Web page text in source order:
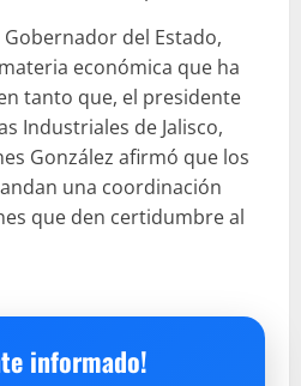
del Estado,
económica que ha
tanto que, el presidente
Industriales de Jalisco,
González afirmó que los
una coordinación
que den certidumbre al
informado!